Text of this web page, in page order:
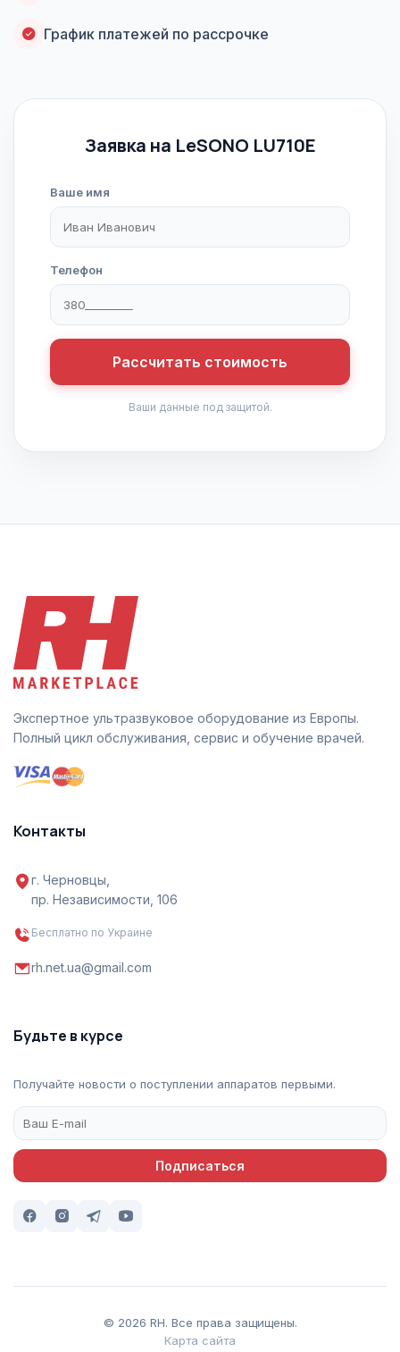
График платежей по рассрочке
Заявка на LeSONO LU710E
Ваше имя
Телефон
Рассчитать стоимость
Ваши данные под защитой.
Экспертное ультразвуковое оборудование из Европы.
Полный цикл обслуживания, сервис и обучение врачей.
Контакты
г. Черновцы,
пр. Независимости, 106
Бесплатно по Украине
rh.net.ua@gmail.com
Будьте в курсе
Получайте новости о поступлении аппаратов первыми.
Подписаться
© 2026 RH. Все права защищены.
Карта сайта